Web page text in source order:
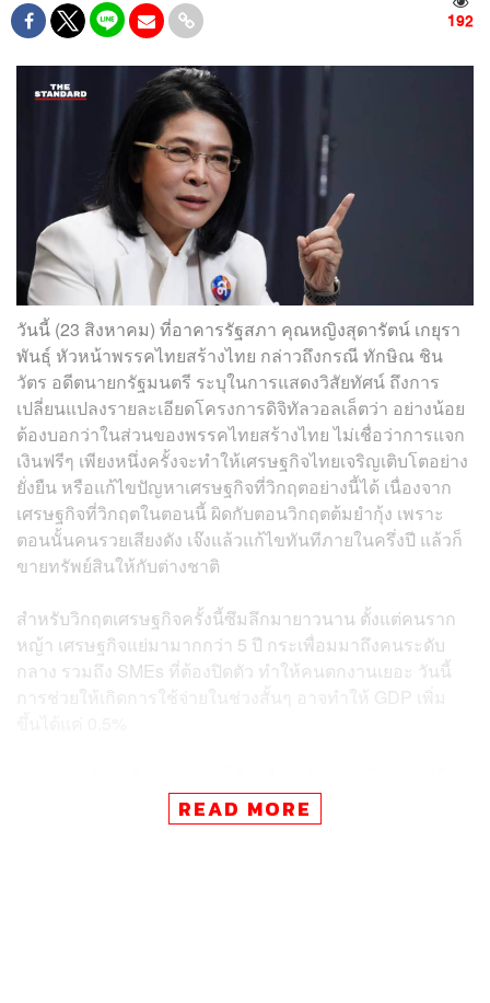
192
วันนี้ (23 สิงหาคม) ที่อาคารรัฐสภา คุณหญิงสุดารัตน์ เกยุรา
พันธุ์ หัวหน้าพรรคไทยสร้างไทย กล่าวถึงกรณี ทักษิณ ชิน
วัตร อดีตนายกรัฐมนตรี ระบุในการแสดงวิสัยทัศน์ ถึงการ
เปลี่ยนแปลงรายละเอียดโครงการดิจิทัลวอลเล็ตว่า อย่างน้อย
ต้องบอกว่าในส่วนของพรรคไทยสร้างไทย ไม่เชื่อว่าการแจก
เงินฟรีๆ เพียงหนึ่งครั้งจะทำให้เศรษฐกิจไทยเจริญเติบโตอย่าง
ยั่งยืน หรือแก้ไขปัญหาเศรษฐกิจที่วิกฤตอย่างนี้ได้ เนื่องจาก
เศรษฐกิจที่วิกฤตในตอนนี้ ผิดกับตอนวิกฤตต้มยำกุ้ง เพราะ
ตอนนั้นคนรวยเสียงดัง เจ๊งแล้วแก้ไขทันทีภายในครึ่งปี แล้วก็
ขายทรัพย์สินให้กับต่างชาติ
สำหรับวิกฤตเศรษฐกิจครั้งนี้ซึมลึกมายาวนาน ตั้งแต่คนราก
หญ้า เศรษฐกิจแย่มามากกว่า 5 ปี กระเพื่อมมาถึงคนระดับ
กลาง รวมถึง SMEs ที่ต้องปิดตัว ทำให้คนตกงานเยอะ วันนี้
การช่วยให้เกิดการใช้จ่ายในช่วงสั้นๆ อาจทำให้ GDP เพิ่ม
สิ่งที่พรรคแกนนำอย่างพรรคเพื่อไทยพยายามจะพูดว่า นี่
ไม่ใช่เรื่องการสงเคราะห์ แต่คือเรื่องการกระตุ้นเศรษฐกิจ ถ้า
READ MORE